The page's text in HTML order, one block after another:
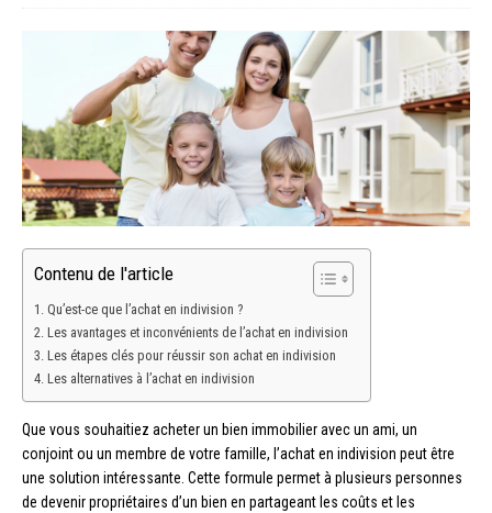
Contenu de l'article
Qu’est-ce que l’achat en indivision ?
Les avantages et inconvénients de l’achat en indivision
Les étapes clés pour réussir son achat en indivision
Les alternatives à l’achat en indivision
Que vous souhaitiez acheter un bien immobilier avec un ami, un
conjoint ou un membre de votre famille, l’achat en indivision peut être
une solution intéressante. Cette formule permet à plusieurs personnes
de devenir propriétaires d’un bien en partageant les coûts et les